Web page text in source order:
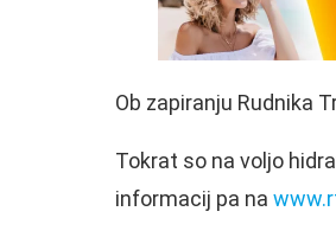
Ob zapiranju Rudnika
Tokrat so na voljo
informacij pa na